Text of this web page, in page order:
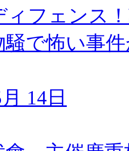
ィフェンス
騒で怖い事
14日